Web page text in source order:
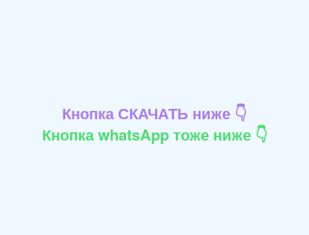
Кнопка СКАЧАТЬ ниже 👇
Кнопка whatsApp тоже ниже 👇